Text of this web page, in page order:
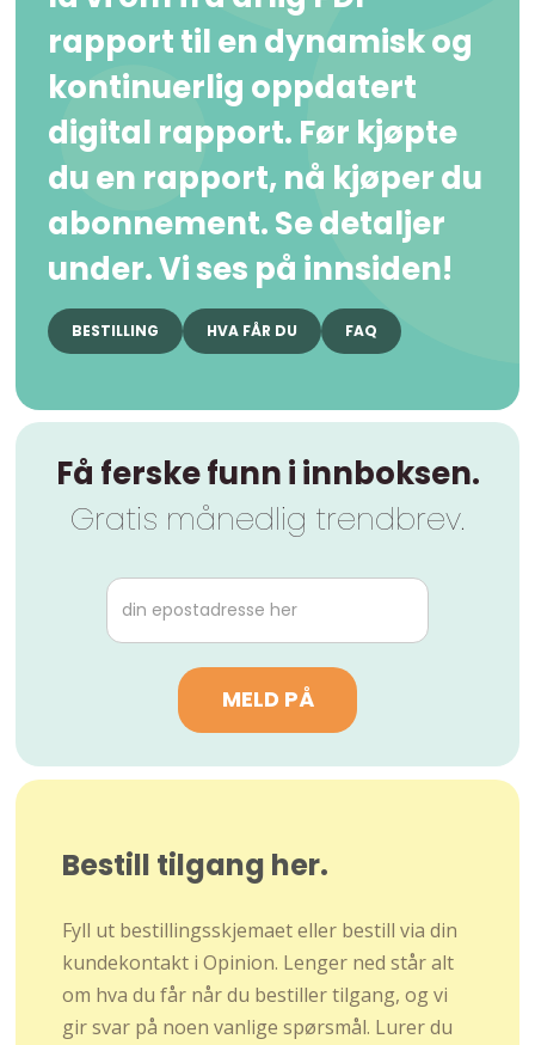
rapport til en dynamisk og
kontinuerlig oppdatert
digital rapport. Før kjøpte
du en rapport, nå kjøper du
abonnement. Se detaljer
under. Vi ses på innsiden!
BESTILLING HVA FÅR DU FAQ
Få ferske funn i innboksen.
Gratis månedlig trendbrev.
Bestill tilgang her.
Fyll ut bestillingsskjemaet eller bestill via din
kundekontakt i Opinion. Lenger ned står alt
om hva du får når du bestiller tilgang, og vi
gir svar på noen vanlige spørsmål. Lurer du